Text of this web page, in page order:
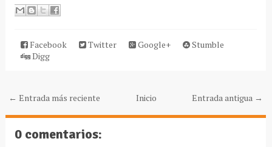
Facebook Twitter Google+
Stumble
Digg
← Entrada más reciente Entrada antigua →
Inicio
0 comentarios: